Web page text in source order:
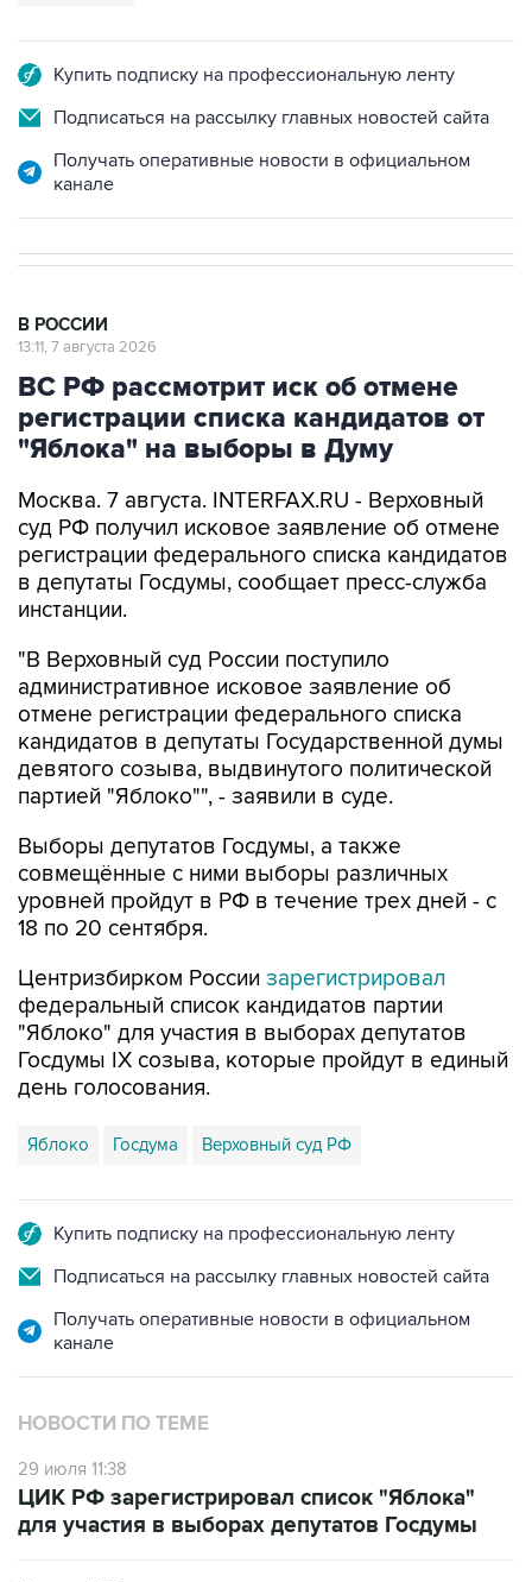
Подписаться на рассылку главных новостей сайта
Получать оперативные новости в официальном
ВС РФ рассмотрит иск об отмене
регистрации списка кандидатов от
"Яблока" на выборы в Думу
Москва. 7 августа. INTERFAX.RU - Верховный
регистрации федерального списка кандидатов
в депутаты Госдумы, сообщает пресс-служба
инстанции.
"В Верховный суд России поступило
отмене регистрации федерального списка
кандидатов в депутаты Государственной думы
девятого созыва, выдвинутого политической
партией "Яблоко"", - заявили в суде.
Выборы депутатов Госдумы, а также
уровней пройдут в РФ в течение трех дней - с
18 по 20 сентября.
Центризбирком России
"Яблоко" для участия в выборах депутатов
Госдумы IX созыва, которые пройдут в единый
день голосования.
Яблоко Госдума Верховный суд РФ
Подписаться на рассылку главных новостей сайта
Получать оперативные новости в официальном
НОВОСТИ ПО ТЕМЕ
29 июля 11:38
для участия в выборах депутатов Госдумы
18 июля 11:35